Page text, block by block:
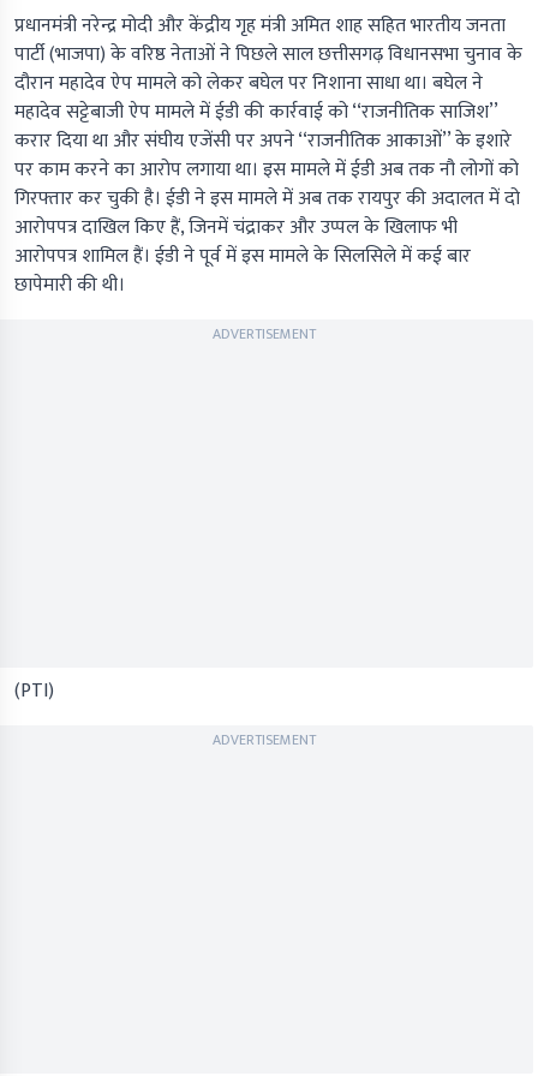
प्रधानमंत्री नरेन्द्र मोदी और केंद्रीय गृह मंत्री अमित शाह सहित भारतीय जनता
पार्टी (भाजपा) के वरिष्ठ नेताओं ने पिछले साल छत्तीसगढ़ विधानसभा चुनाव के
दौरान महादेव ऐप मामले को लेकर बघेल पर निशाना साधा था। बघेल ने
महादेव सट्टेबाजी ऐप मामले में ईडी की कार्रवाई को ‘‘राजनीतिक साजिश’’
करार दिया था और संघीय एजेंसी पर अपने ‘‘राजनीतिक आकाओं’’ के इशारे
पर काम करने का आरोप लगाया था। इस मामले में ईडी अब तक नौ लोगों को
गिरफ्तार कर चुकी है। ईडी ने इस मामले में अब तक रायपुर की अदालत में दो
आरोपपत्र दाखिल किए हैं, जिनमें चंद्राकर और उप्पल के खिलाफ भी
आरोपपत्र शामिल हैं। ईडी ने पूर्व में इस मामले के सिलसिले में कई बार
छापेमारी की थी।
ADVERTISEMENT
(PTI)
ADVERTISEMENT